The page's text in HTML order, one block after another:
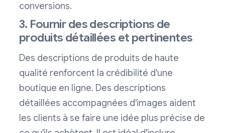
conversions.
3. Fournir des descriptions de
produits détaillées et pertinentes
Des descriptions de produits de haute
qualité renforcent la crédibilité d'une
boutique en ligne. Des descriptions
détaillées accompagnées d'images aident
les clients à se faire une idée plus précise de